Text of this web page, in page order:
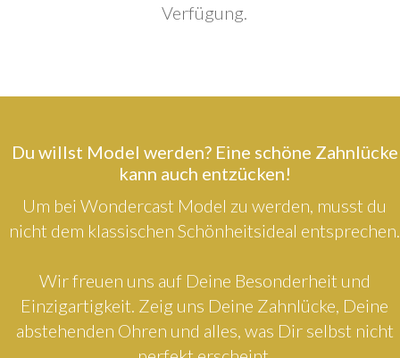
Verfügung.
Du willst Model werden? Eine schöne Zahnlücke
kann auch entzücken!
Um bei Wondercast Model zu werden, musst du
nicht dem klassischen Schönheitsideal entsprechen.
Wir freuen uns auf Deine Besonderheit und
Einzigartigkeit. Zeig uns Deine Zahnlücke, Deine
abstehenden Ohren und alles, was Dir selbst nicht